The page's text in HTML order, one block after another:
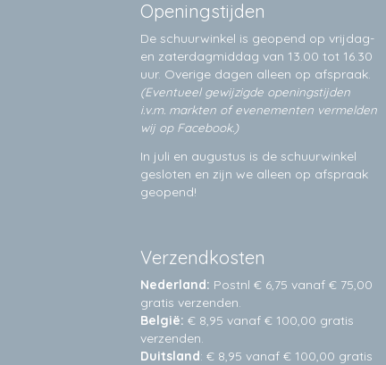
Openingstijden
De schuurwinkel is geopend op vrijdag-
en zaterdagmiddag van 13.00 tot 16.30
uur. Overige dagen alleen op afspraak.
(Eventueel gewijzigde openingstijden
i.v.m. markten of evenementen vermelden
wij op Facebook.)
In juli en augustus is de schuurwinkel
gesloten en zijn we alleen op afspraak
geopend!
Verzendkosten
Nederland: Postnl € 6,75 vanaf € 75,00
gratis verzenden.
België: € 8,95 vanaf € 100,00 gratis
verzenden.
Duitsland: € 8,95 vanaf € 100,00 gratis